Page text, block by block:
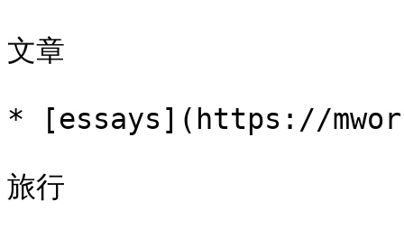
文章
* [essays](https://
旅行